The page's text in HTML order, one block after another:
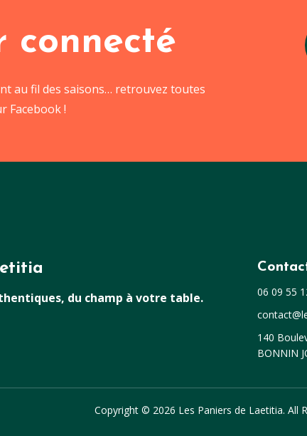
connecté
au fil des saisons… retrouvez toutes
Facebook !
du champ à votre table.
06 09 55
140
BONNIN
Copyright © 2026 Les Paniers de Laetitia. All